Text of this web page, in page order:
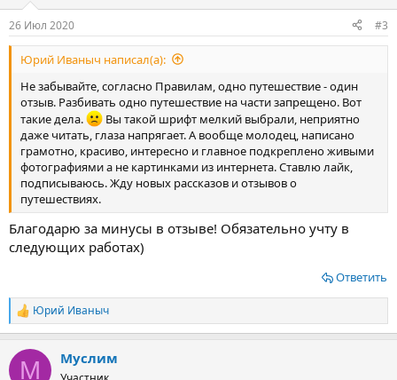
долго ждать. Встал вопрос о том, как добраться до
заветного берега Крыма.
Из открытых источников интернета мы узнали, что
добраться до моря со стороны полуострова можно тремя
способами. Первый – самый популярный, самолетом.
Причем он стал настолько востребованным маршрутом, что
с нашего города Омска можно было прямым рейсом
добраться за каких – то 3 часа. Аэропорт в Крыму
находился в городе Симферополе, а оттуда уже можно было
ехать куда угодно.
Посмотреть вложение 15860
Второй способ – поезд до Анапы или Краснодара, а далее
пересесть на автобус и через паром доехать
непосредственно до города назначения. Нюанс этого
способа естественно был во времени. Дорога на поезде в
30℃ жару составляла порядка 3 суток. Конечно, вам может
26 Июл 2020 #3
Юрий Иваныч написал(а):
Не забывайте, согласно Правилам, одно путешествие - один
отзыв. Разбивать одно путешествие на части запрещено. Вот
такие дела.
Вы такой шрифт мелкий выбрали, неприятно
даже читать, глаза напрягает. А вообще молодец, написано
грамотно, красиво, интересно и главное подкреплено живыми
фотографиями а не картинками из интернета. Ставлю лайк,
подписываюсь. Жду новых рассказов и отзывов о
путешествиях.
Благодарю за минусы в отзыве! Обязательно учту в
следующих работах)
Ответить
Р
е
к
Юрий Иваныч
М Муслим